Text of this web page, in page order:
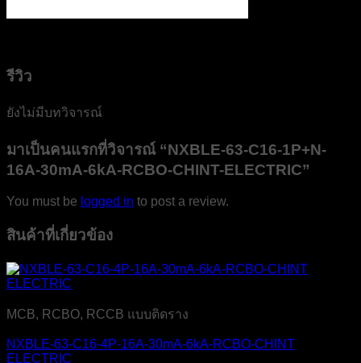
รีวิว
ยังไม่มีบทวิจารณ์
มาเป็นคนแรกที่วิจารณ์ “NXBLE-63-C16-1P+N-
16A-30mA-6kA-RCBO-CHINT-ELECTRIC”
You must be logged in to post a review.
สินค้าที่เกี่ยวข้อง
MCB, RCBO, RCCB แบบติดราง
NXBLE-63-C16-4P-16A-30mA-6kA-RCBO-CHINT
ELECTRIC